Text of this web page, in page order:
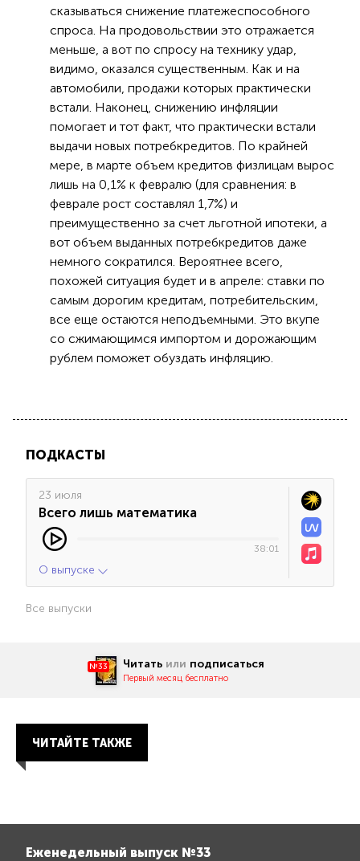
сказываться снижение платежеспособного
спроса. На продовольствии это отражается
меньше, а вот по спросу на технику удар,
видимо, оказался существенным. Как и на
автомобили, продажи которых практически
встали. Наконец, снижению инфляции
помогает и тот факт, что практически встали
выдачи новых потребкредитов. По крайней
мере, в марте объем кредитов физлицам вырос
лишь на 0,1% к февралю (для сравнения: в
феврале рост составлял 1,7%) и
преимущественно за счет льготной ипотеки, а
вот объем выданных потребкредитов даже
немного сократился. Вероятнее всего,
похожей ситуация будет и в апреле: ставки по
самым дорогим кредитам, потребительским,
все еще остаются неподъемными. Это вкупе
со сжимающимся импортом и дорожающим
рублем поможет обуздать инфляцию.
ПОДКАСТЫ
23 июля
Всего лишь математика
38:01
О выпуске
Все выпуски
№33 Читать или подписаться
Первый месяц бесплатно
ЧИТАЙТЕ ТАКЖЕ
Еженедельный выпуск №33